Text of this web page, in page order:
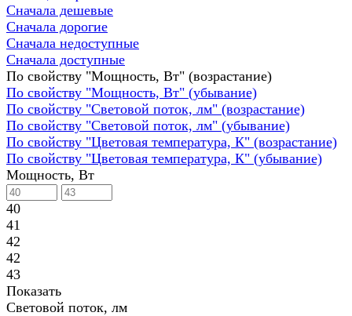
Сначала дешевые
Сначала дорогие
Сначала недоступные
Сначала доступные
По свойству "Мощность, Вт" (возрастание)
По свойству "Мощность, Вт" (убывание)
По свойству "Световой поток, лм" (возрастание)
По свойству "Световой поток, лм" (убывание)
По свойству "Цветовая температура, К" (возрастание)
По свойству "Цветовая температура, К" (убывание)
Мощность, Вт
40
41
42
42
43
Показать
Световой поток, лм